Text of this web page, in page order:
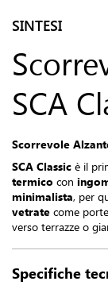
SINTESI
SCA
Scorrevole
SCA Classic è il
termico con
minimalista, per
vetrate come
verso terrazze o
Specifiche